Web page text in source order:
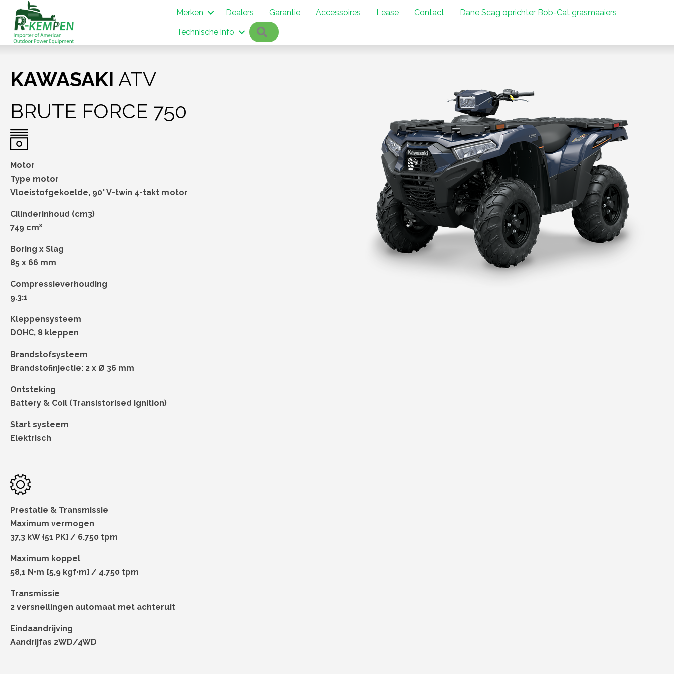
Merken Dealers Garantie Accessoires Lease Contact Dane Scag oprichter Bob-Cat grasmaaiers
Technische info Zoeken
KAWASAKI ATV
BRUTE FORCE 750
Motor
Type motor
Vloeistofgekoelde, 90° V-twin 4-takt motor
Cilinderinhoud (cm3)
749 cm³
Boring x Slag
85 x 66 mm
Compressieverhouding
9.3:1
Kleppensysteem
DOHC, 8 kleppen
Brandstofsysteem
Brandstofinjectie: 2 x Ø 36 mm
Ontsteking
Battery & Coil (Transistorised ignition)
Start systeem
Elektrisch
Prestatie & Transmissie
Maximum vermogen
37,3 kW {51 PK} / 6.750 tpm
Maximum koppel
58,1 N•m {5,9 kgf•m} / 4.750 tpm
Transmissie
2 versnellingen automaat met achteruit
Eindaandrijving
Aandrijfas 2WD/4WD